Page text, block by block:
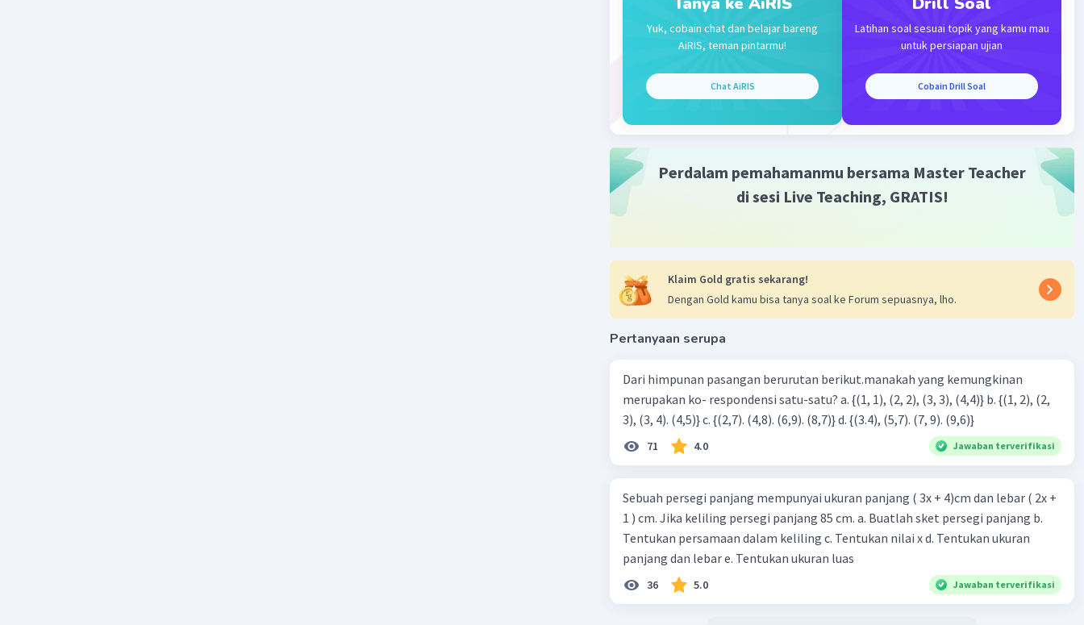
Yuk, cobain chat dan belajar bareng
AiRIS, teman pintarmu!
Chat AiRIS
Latihan soal sesuai topik yang kamu mau
untuk persiapan ujian
Cobain Drill Soal
Perdalam pemahamanmu bersama Master Teacher
di sesi Live Teaching, GRATIS!
Klaim Gold gratis sekarang!
Dengan Gold kamu bisa tanya soal ke Forum sepuasnya, lho.
Pertanyaan serupa
Dari himpunan pasangan berurutan berikut.manakah yang kemungkinan
merupakan ko- respondensi satu-satu? a. {(1, 1), (2, 2), (3, 3), (4,4)} b. {(1, 2), (2,
3), (3, 4). (4,5)} c. {(2,7). (4,8). (6,9). (8,7)} d. {(3.4), (5,7). (7, 9). (9,6)}
71 4.0 Jawaban terverifikasi
Sebuah persegi panjang mempunyai ukuran panjang ( 3x + 4)cm dan lebar ( 2x +
1 ) cm. Jika keliling persegi panjang 85 cm. a. Buatlah sket persegi panjang b.
Tentukan persamaan dalam keliling c. Tentukan nilai x d. Tentukan ukuran
panjang dan lebar e. Tentukan ukuran luas
36 5.0 Jawaban terverifikasi